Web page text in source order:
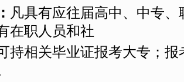
凡具有应往届高中、中专
在职人员和社
持相关毕业证报考大专；